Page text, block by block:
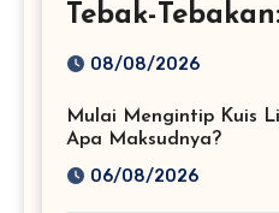
Tebak-
08/08/2026
Mulai Mengintip Kuis
Apa Maksudnya?
06/08/2026